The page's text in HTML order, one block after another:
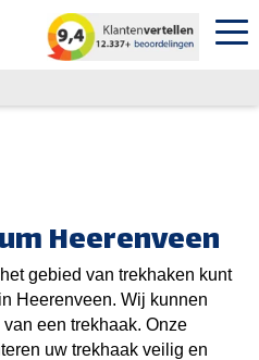
Heerenveen
gebied van trekhaken kunt
Heerenveen. Wij kunnen
een trekhaak. Onze
uw trekhaak veilig en